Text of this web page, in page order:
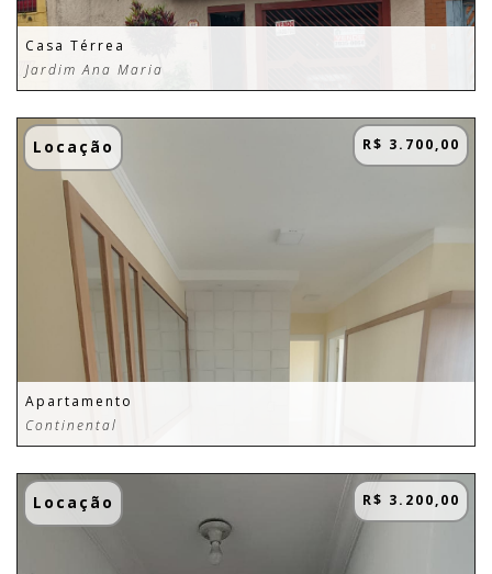
Casa Térrea
Jardim Ana Maria
Locação R$ 3.700,00
Apartamento
Continental
Locação R$ 3.200,00